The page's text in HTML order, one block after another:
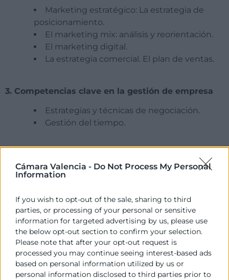
Cámara Valencia - Do Not Process My Personal
Information
If you wish to opt-out of the sale, sharing to third
parties, or processing of your personal or sensitive
information for targeted advertising by us, please use
the below opt-out section to confirm your selection.
Please note that after your opt-out request is
processed you may continue seeing interest-based ads
based on personal information utilized by us or
personal information disclosed to third parties prior to
Marketing estratégico: La estrategia de
posicionamiento.
El marketing mix: análisis y reorientación.
El marketing digital.
La estrategia comercial. El plan de ventas.
3. Competencias clave en la gestión de empresa
Estrategias y técnicas de negociación.
Gestión del tiempo.
empresarial
conceptos clave.
La estrategia empresarial para el desarrollo
sostenible.
La memoria de sostenibilidad
5. Transformación digital